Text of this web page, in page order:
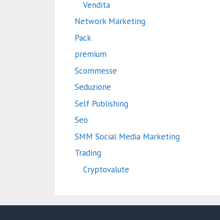
Vendita
Network Marketing
Pack
premium
Scommesse
Seduzione
Self Publishing
Seo
SMM Social Media Marketing
Trading
Cryptovalute